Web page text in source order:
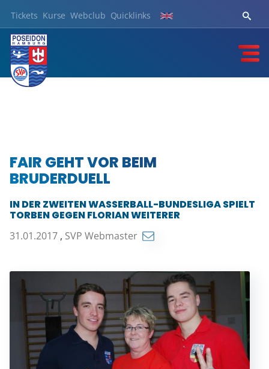
Tickets Kurse Webclub Quicklinks
FAIR GEHT VOR BEIM
BRUDERDUELL
IN DER ZWEITEN WASSERBALL-BUNDESLIGA SPIELT
TORBEN GEGEN FLORIAN WEITERER
31.01.2017 , SVP Webmaster